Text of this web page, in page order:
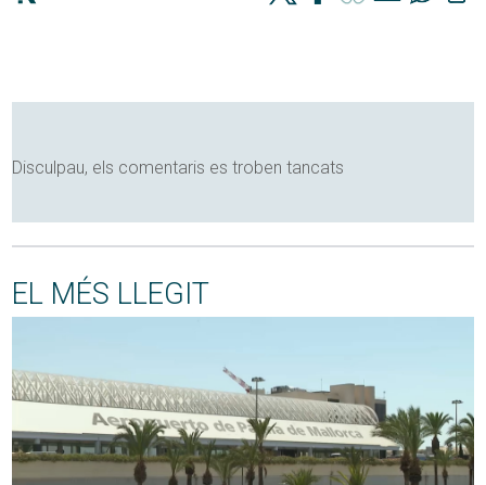
Disculpau, els comentaris es troben tancats
EL MÉS LLEGIT